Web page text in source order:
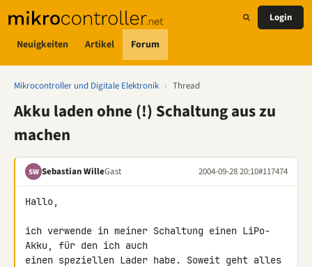
Neuigkeiten Artikel Forum
Login
Mikrocontroller und Digitale Elektronik › Thread
Akku laden ohne (!) Schaltung aus zu
machen
SW Sebastian WilleGast 2004-09-28 20:10#117474
Hallo,
ich verwende in meiner Schaltung einen LiPo-
Akku, für den ich auch
einen speziellen Lader habe. Soweit geht alles